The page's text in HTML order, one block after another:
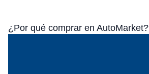
¿Por qué comprar en AutoMarket?